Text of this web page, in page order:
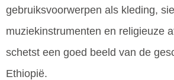
gebruiksvoorwerpen als kleding,
muziekinstrumenten en religieuze
schetst een goed beeld van de
Ethiopië.